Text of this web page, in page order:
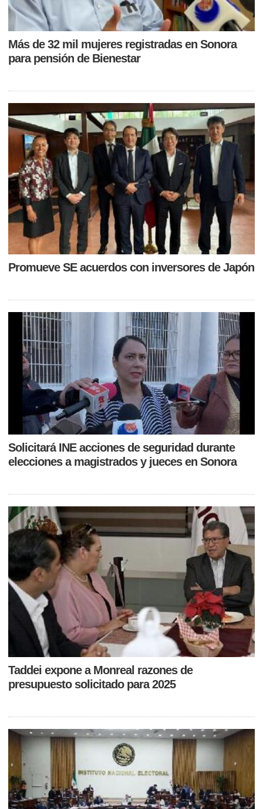
Más de 32 mil mujeres registradas en Sonora
para pensión de Bienestar
Promueve SE acuerdos con inversores de Japón
Solicitará INE acciones de seguridad durante
elecciones a magistrados y jueces en Sonora
Taddei expone a Monreal razones de
presupuesto solicitado para 2025